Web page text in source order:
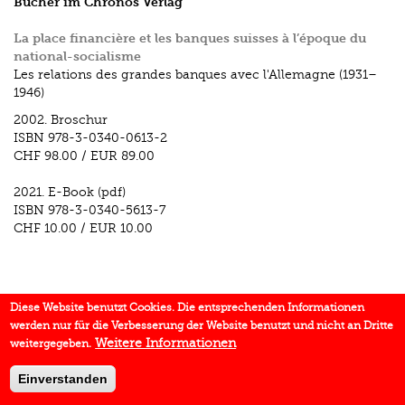
La place financière et les banques suisses à l’époque du
national-socialisme
Les relations des grandes banques avec l'Allemagne (1931–
1946)
2002. Broschur
ISBN 978-3-0340-0613-2
CHF 98.00 / EUR 89.00
2021. E-Book (pdf)
ISBN 978-3-0340-5613-7
CHF 10.00 / EUR 10.00
Diese Website benutzt Cookies. Die entsprechenden Informationen
werden nur für die Verbesserung der Website benutzt und nicht an Dritte
weitergegeben. Weitere Informationen
Einverstanden